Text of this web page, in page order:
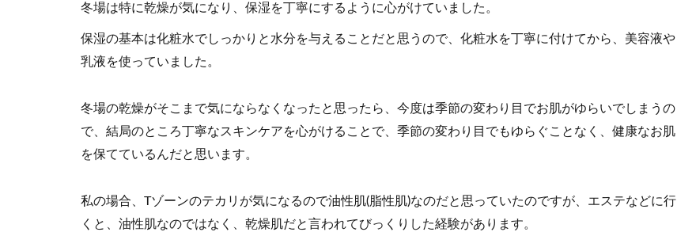
冬場は特に乾燥が気になり、保湿を丁寧にするように心がけていました。
保湿の基本は化粧水でしっかりと水分を与えることだと思うので、化粧水を丁寧に付けてから、美容液や
乳液を使っていました。
冬場の乾燥がそこまで気にならなくなったと思ったら、今度は季節の変わり目でお肌がゆらいでしまうの
で、結局のところ丁寧なスキンケアを心がけることで、季節の変わり目でもゆらぐことなく、健康なお肌
を保てているんだと思います。
私の場合、Tゾーンのテカリが気になるので油性肌(脂性肌)なのだと思っていたのですが、エステなどに行
くと、油性肌なのではなく、乾燥肌だと言われてびっくりした経験があります。